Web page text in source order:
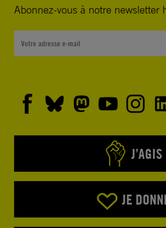
Abonnez-vous à notre newsletter
J’AGIS
JE